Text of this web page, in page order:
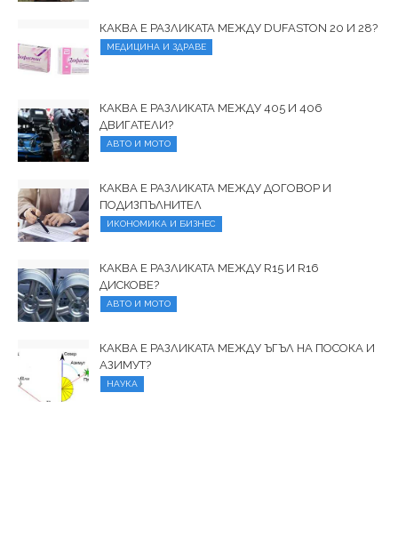
КАКВА Е РАЗЛИКАТА МЕЖДУ DUFASTON 20 И 28?
МЕДИЦИНА И ЗДРАВЕ
КАКВА Е РАЗЛИКАТА МЕЖДУ 405 И 406
ДВИГАТЕЛИ?
АВТО И МОТО
КАКВА Е РАЗЛИКАТА МЕЖДУ ДОГОВОР И
ПОДИЗПЪЛНИТЕЛ
ИКОНОМИКА И БИЗНЕС
КАКВА Е РАЗЛИКАТА МЕЖДУ R15 И R16
ДИСКОВЕ?
АВТО И МОТО
КАКВА Е РАЗЛИКАТА МЕЖДУ ЪГЪЛ НА ПОСОКА И
АЗИМУТ?
НАУКА